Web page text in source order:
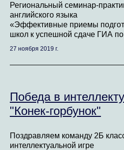
Региональный семинар-
английского языка
«Эффективные приемы
школ к успешной сдаче ГИА
27 ноября 2019 г.
Победа в
"Конек-горбунок"
Поздравляем команду 2Б
интеллектуальной игре